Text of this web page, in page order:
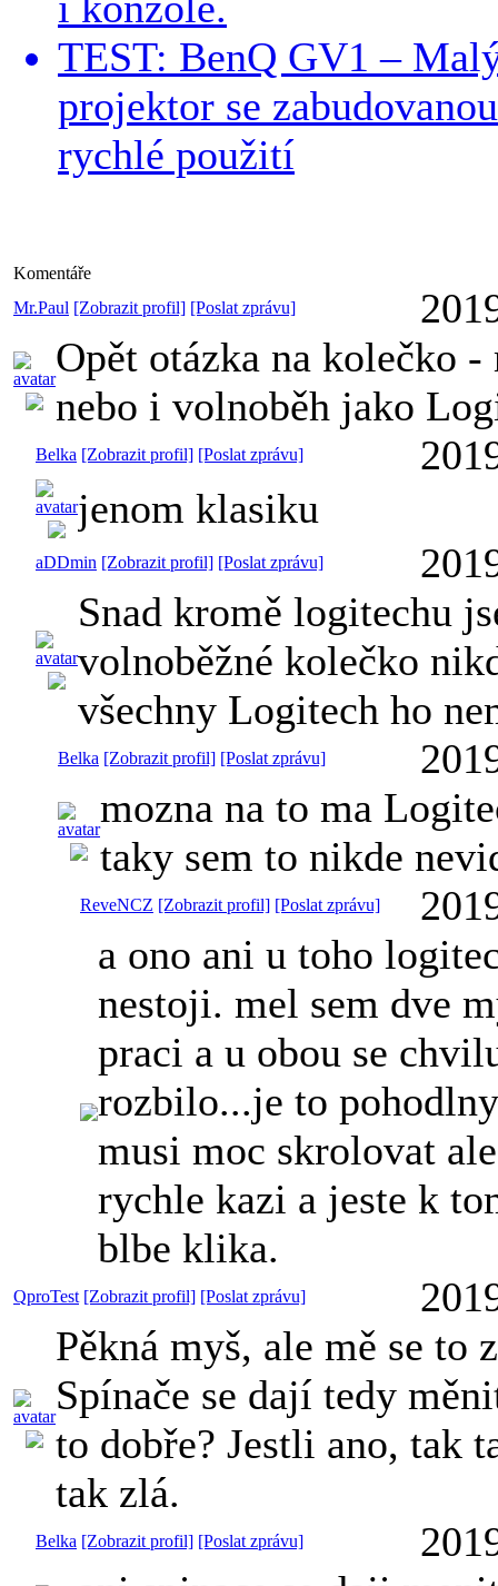
TEST: BenQ GV1 –
projektor se
rychlé použití
Komentáře
Mr.Paul [Zobrazit profil] [Poslat zprávu]
Opět otázka na kolečko
nebo i volnoběh jako
Belka [Zobrazit profil] [Poslat zprávu]
jenom klasiku
aDDmin [Zobrazit profil] [Poslat zprávu]
Snad kromě logitechu
volnoběžné kolečko
všechny Logitech ho
Belka [Zobrazit profil] [Poslat zprávu]
mozna na to ma
taky sem to nikde
ReveNCZ [Zobrazit profil] [Poslat zprávu]
a ono ani u toho
nestoji. mel sem dve
praci a u obou se
rozbilo...je to
musi moc skrolovat
rychle kazi a jeste k
blbe klika.
QproTest [Zobrazit profil] [Poslat zprávu]
Pěkná myš, ale mě se to
Spínače se dají tedy
to dobře? Jestli ano, tak
tak zlá.
Belka [Zobrazit profil] [Poslat zprávu]